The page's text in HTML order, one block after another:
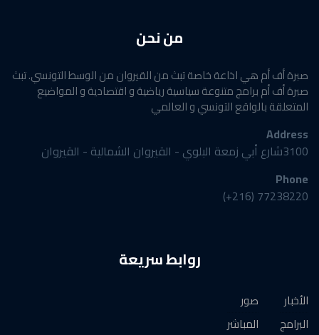
من نحن
صبرة أف أم هي اذاعة خاصة تبث من القيروان من الوسط التونسي. تبث
صبرة أف أم برامج متنوعة سياسية رياضية و اقتصادية و المواضيع
المتعلقة بالواقع التونسي و العالمي
Address
3100شارع أبي زمعة البلوي - القيروان الشمالية - القيروان
Phone
77238220 (216+)
روابط سريعة
الأخبار
البرامج
صور
المباشر